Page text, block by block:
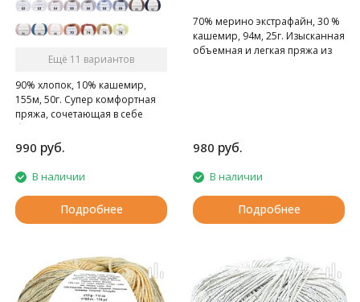
Ещё 11 вариантов
90% хлопок, 10% кашемир,
155м, 50г. Супер комфортная
пряжа, сочетающая в себе
превосходный хлопок.
990 руб.
В наличии
Подробнее
70% мерино экстрафайн, 30 %
кашемир, 94м, 25г. Изысканная
объемная и легкая пряжа из
980 руб.
В наличии
Подробнее